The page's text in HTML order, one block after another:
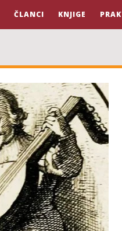
ČLANCI KNJIGE